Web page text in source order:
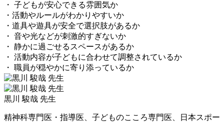
・ 子どもが安心できる雰囲気か
・活動やルールがわかりやすいか
・道具や遊具が安全で選択肢があるか
・ 音や光などが刺激的すぎないか
・ 静かに過ごせるスペースがあるか
・ 活動内容が子どもに合わせて調整されているか
・ 職員が穏やかに寄り添っているか
黒川 駿哉 先生
精神科専門医・指導医、子どものこころ専門医、日本スポー